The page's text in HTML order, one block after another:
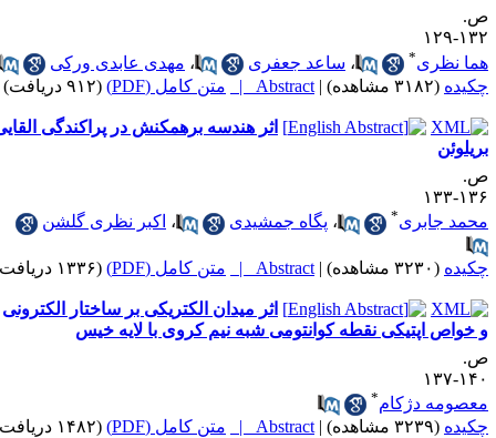
۱۲۹
نظری
،ساعد جعفری ،مهدی عابدی ورکی
(۳۱۸۲ مشاهده) |
Abstract | متن کامل (PDF) (۹۱۲ دریافت)
اثر هندسه برهمکنش در پراکندگی القایی
۱۳۳
جابری
،پگاه جمشیدی ،اکبر نظری گلشن
(۳۲۳۰ مشاهده) |
Abstract | متن کامل (PDF) (۱۳۳۶ دریافت)
اثر میدان الکتریکی بر ساختار الکترونی
خواص اپتیکی نقطه کوانتومی شبه نیم کروی با لایه خیس
۱۳۷
دژکام*
(۳۲۳۹ مشاهده) |
Abstract | متن کامل (PDF) (۱۴۸۲ دریافت)